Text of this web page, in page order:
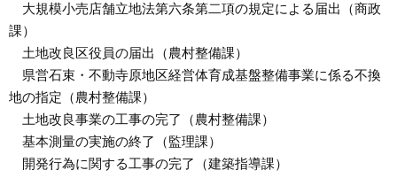
大規模小売店舗立地法第六条第二項の規定による届出（商政
課）
土地改良区役員の届出（農村整備課）
県営石束・不動寺原地区経営体育成基盤整備事業に係る不換
地の指定（農村整備課）
土地改良事業の工事の完了（農村整備課）
基本測量の実施の終了（監理課）
開発行為に関する工事の完了（建築指導課）